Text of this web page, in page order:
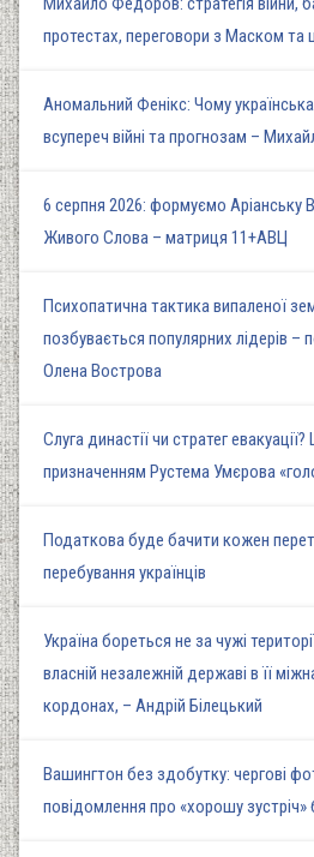
протестах, переговори з Маском та
Аномальний Фенікс: Чому
всупереч війні та прогнозам –
6 серпня 2026: формуємо Аріанську
Живого Слова – матриця 11+АВЦ
Психопатична тактика випаленої
позбувається популярних лідерів –
Олена Вострова
Слуга династії чи стратег
призначенням Рустема Умєрова
Податкова буде бачити кожен
перебування українців
Україна бореться не за чужі
власній незалежній державі в її
кордонах, – Андрій Білецький
Вашингтон без здобутку: чергові
повідомлення про «хорошу зустріч»